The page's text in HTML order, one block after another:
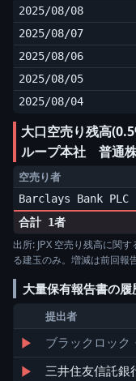
2025/08/08
2025/08/07
2025/08/06
2025/08/05
2025/08/04
大口空売り残高
ループ本社 普通
空売り者
Barclays Bank PLC
合計 1者
出所: JPX 空売り残高に関
る建玉のみ。増減は前回報
大量保有報告書の
提出者
▶ ブラックロック
▶ 三井住友信託銀